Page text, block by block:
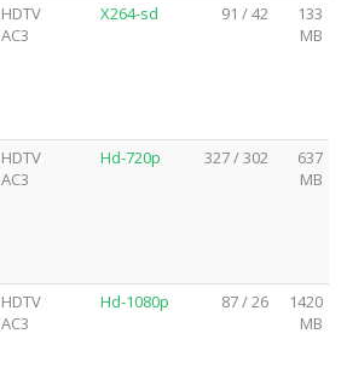
HDTV
AC3
X264-sd 91 / 42
133
MB
HDTV
AC3
Hd-720p 327 / 302
637
MB
HDTV
AC3
Hd-1080p 87 / 26
1420
MB